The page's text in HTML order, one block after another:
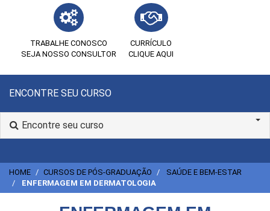
TRABALHE CONOSCO
SEJA NOSSO CONSULTOR
CURRÍCULO
CLIQUE AQUI
ENCONTRE SEU CURSO
Encontre seu curso
HOME CURSOS DE PÓS-GRADUAÇÃO
SAÚDE E BEM-ESTAR
ENFERMAGEM EM DERMATOLOGIA